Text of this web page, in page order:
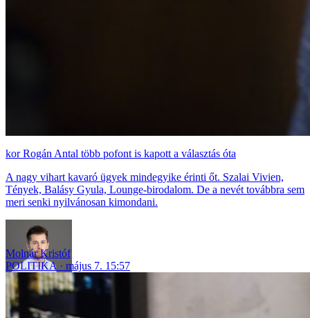
Rogán Antal több pofont is kapott a választás óta
A nagy vihart kavaró ügyek mindegyike érinti őt. Szalai Vivien,
Tények, Balásy Gyula, Lounge-birodalom. De a nevét továbbra sem
meri senki nyilvánosan kimondani.
Molnár Kristóf
POLITIKA
május 7. 15:57